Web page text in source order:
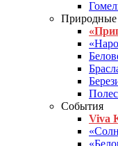
Природные
События
Viva